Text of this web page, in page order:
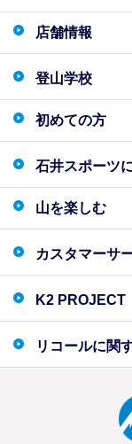
店舗情報
登山学校
初めての方
石井スポーツ
山を楽しむ
カスタマーサ
K2 PROJECT
リコールに関